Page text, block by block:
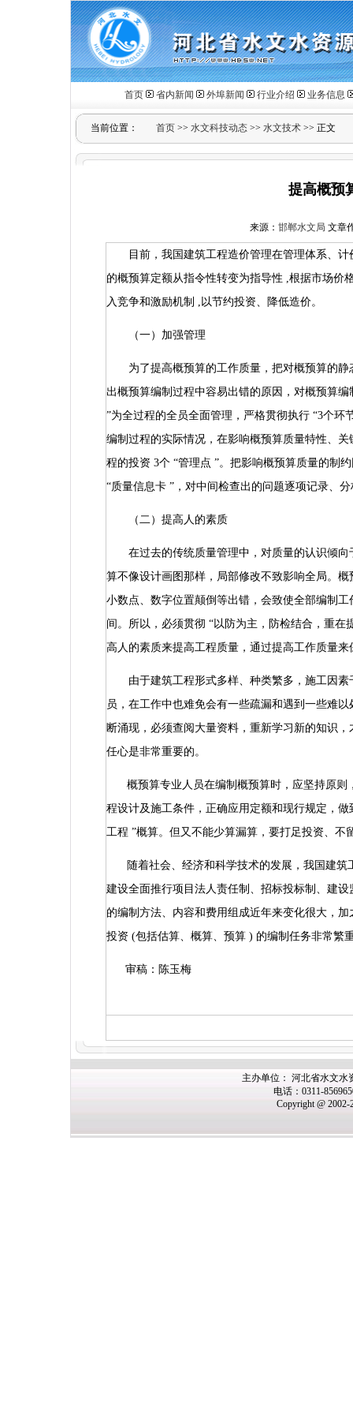
首页 省内新闻 外埠新闻 行业介绍 业务信息
当前位置： 首页 >> 水文科技动态 >> 水文技术 >> 正文
提高概预
来源： 邯郸水文局 文章
目前，我国建筑工程造价管理在管理体系、
的概预算定额从指令性转变为指导性 ,根据市场价
入竞争和激励机制 ,以节约投资、降低造价。
（一）加强管理
为了提高概预算的工作质量，把对概预算的静
出概预算编制过程中容易出错的原因，对概预算
”为全过程的全员全面管理，严格贯彻执行 “3个环
编制过程的实际情况，在影响概预算质量特性、
程的投资 3个 “管理点 ”。把影响概预算质量的制
“质量信息卡 ” ，对中间检查出的问题逐项记录、
（二）提高人的素质
在过去的传统质量管理中，对质量的认识倾向
算不像设计画图那样，局部修改不致影响全局。
小数点、数字位置颠倒等出错，会致使全部编制
间。所以，必须贯彻 “以防为主，防检结合，重在
高人的素质来提高工程质量，通过提高工作质量来
由于建筑工程形式多样、种类繁多，施工因素
员，在工作中也难免会有一些疏漏和遇到一些难
断涌现，必须查阅大量资料，重新学习新的知识
任心是非常重要的。
概预算专业人员在编制概预算时，应坚持原
程设计及施工条件，正确应用定额和现行规定，
工程 ”概算。但又不能少算漏算，要打足投资、不
随着社会、经济和科学技术的发展，我国建
建设全面推行项目法人责任制、招标投标制、建
的编制方法、内容和费用组成近年来变化很大，
投资 (包括估算、概算、预算 ) 的编制任务非常繁
审稿：陈玉梅
主办单位： 河北省水文水
电话：0311-
Copyright @ 2002-